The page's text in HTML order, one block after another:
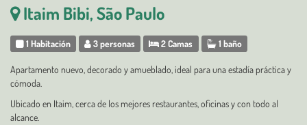
Itaim Bibi, São Paulo
1 Habitación 3 personas 2 Camas 1 baño
Apartamento nuevo, decorado y amueblado, ideal para una estadía práctica y
cómoda.
Ubicado en Itaim, cerca de los mejores restaurantes, oficinas y con todo al
alcance.